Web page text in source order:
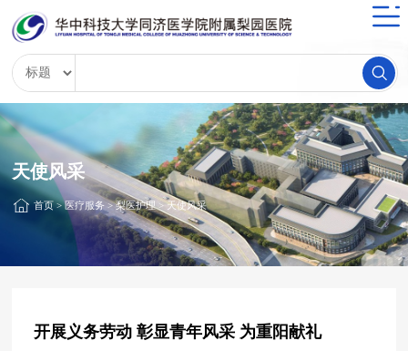
天使风采
首页>医疗服务>梨医护理 > 天使风采
开展义务劳动 彰显青年风采 为重阳献礼